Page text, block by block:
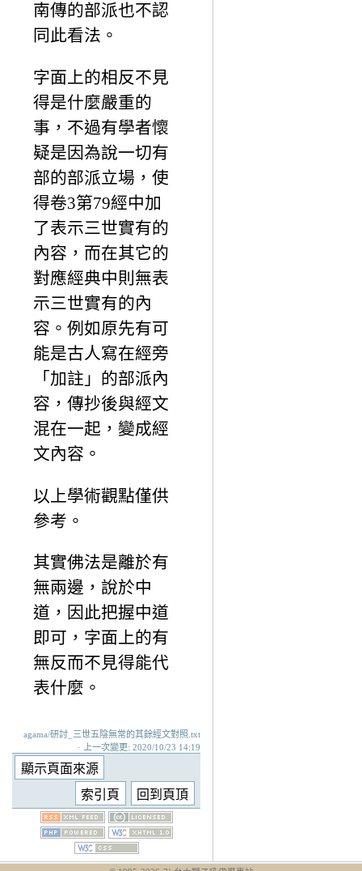
南傳的部派也不認
同此看法。
字面上的相反不見
得是什麼嚴重的
事，不過有學者懷
疑是因為說一切有
部的部派立場，使
得卷3第79經中加
了表示三世實有的
內容，而在其它的
對應經典中則無表
示三世實有的內
容。例如原先有可
能是古人寫在經旁
「加註」的部派內
容，傳抄後與經文
混在一起，變成經
文內容。
以上學術觀點僅供
參考。
其實佛法是離於有
無兩邊，說於中
道，因此把握中道
即可，字面上的有
無反而不見得能代
表什麼。
agama/研討_三世五陰無常的其餘經文對照.txt
· 上一次變更: 2020/10/23 14:19